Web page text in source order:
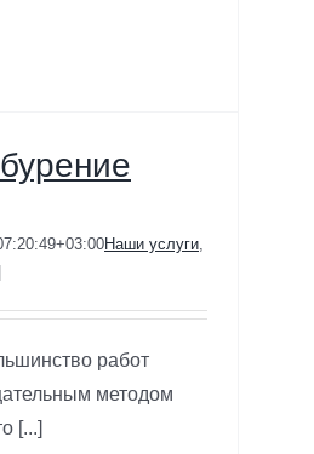
Наши услуги,
работ
методом
[...]